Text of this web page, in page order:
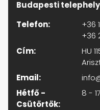
Budapesti
Telefon:
+36
+36
Cím:
HU
Email:
Hétfő -
Csütörtök:
8 -